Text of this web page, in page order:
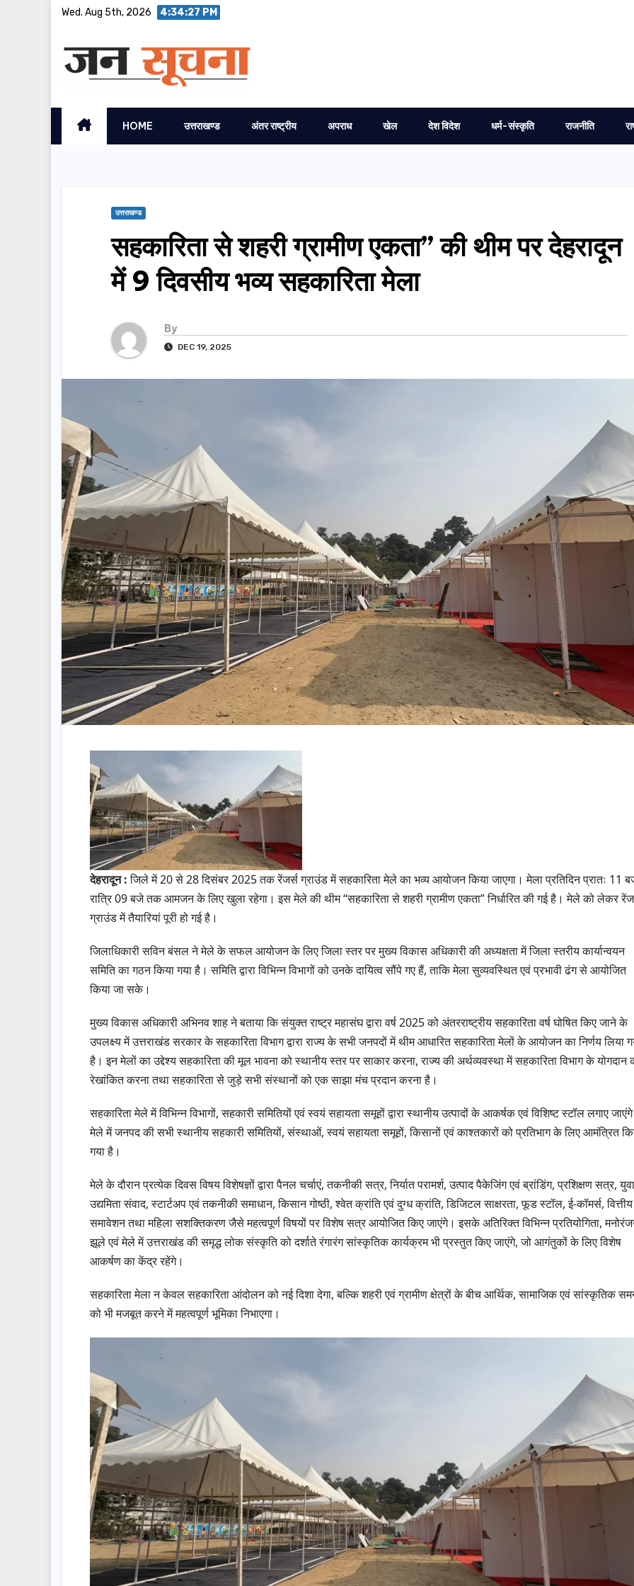
Wed. Aug 5th, 2026 4:34:29 PM
HOME उत्तराखण्ड अंतर राष्ट्रीय अपराध खेल देश विदेश धर्म-संस्कृति राजनीति
उत्तराखण्ड
सहकारिता से शहरी ग्रामीण एकता” की थीम पर देहरादून
में 9 दिवसीय भव्य सहकारिता मेला
By
DEC 19, 2025
देहरादून :जिले में 20 से 28 दिसंबर 2025 तक रेंजर्स ग्राउंड में सहकारिता मेले का भव्य आयोजन किया जाएगा। मेला प्रतिदिन प्रातः 11
रात्रि 09 बजे तक आमजन के लिए खुला रहेगा। इस मेले की थीम “सहकारिता से शहरी ग्रामीण एकता” निर्धारित की गई है। मेले को लेकर
ग्राउंड में तैयारियां पूरी हो गई है।
जिलाधिकारी सविन बंसल ने मेले के सफल आयोजन के लिए जिला स्तर पर मुख्य विकास अधिकारी की अध्यक्षता में जिला स्तरीय कार्यान्वयन
समिति का गठन किया गया है। समिति द्वारा विभिन्न विभागों को उनके दायित्व सौंपे गए हैं, ताकि मेला सुव्यवस्थित एवं प्रभावी ढंग से आयोजित
किया जा सके।
मुख्य विकास अधिकारी अभिनव शाह ने बताया कि संयुक्त राष्ट्र महासंघ द्वारा वर्ष 2025 को अंतरराष्ट्रीय सहकारिता वर्ष घोषित किए जाने के
उपलक्ष्य में उत्तराखंड सरकार के सहकारिता विभाग द्वारा राज्य के सभी जनपदों में थीम आधारित सहकारिता मेलों के आयोजन का निर्णय लिया
है। इन मेलों का उद्देश्य सहकारिता की मूल भावना को स्थानीय स्तर पर साकार करना, राज्य की अर्थव्यवस्था में सहकारिता विभाग के योगदान
रेखांकित करना तथा सहकारिता से जुड़े सभी संस्थानों को एक साझा मंच प्रदान करना है।
सहकारिता मेले में विभिन्न विभागों, सहकारी समितियों एवं स्वयं सहायता समूहों द्वारा स्थानीय उत्पादों के आकर्षक एवं विशिष्ट स्टॉल लगाए
मेले में जनपद की सभी स्थानीय सहकारी समितियों, संस्थाओं, स्वयं सहायता समूहों, किसानों एवं काश्तकारों को प्रतिभाग के लिए आमंत्रित
गया है।
मेले के दौरान प्रत्येक दिवस विषय विशेषज्ञों द्वारा पैनल चर्चाएं, तकनीकी सत्र, निर्यात परामर्श, उत्पाद पैकेजिंग एवं ब्रांडिंग, प्रशिक्षण सत्र, युवा
उद्यमिता संवाद, स्टार्टअप एवं तकनीकी समाधान, किसान गोष्ठी, श्वेत क्रांति एवं दुग्ध क्रांति, डिजिटल साक्षरता, फूड स्टॉल, ई-कॉमर्स, वित्तीय
समावेशन तथा महिला सशक्तिकरण जैसे महत्वपूर्ण विषयों पर विशेष सत्र आयोजित किए जाएंगे। इसके अतिरिक्त विभिन्न प्रतियोगिता,
झूले एवं मेले में उत्तराखंड की समृद्ध लोक संस्कृति को दर्शाते रंगारंग सांस्कृतिक कार्यक्रम भी प्रस्तुत किए जाएंगे, जो आगंतुकों के लिए विशेष
आकर्षण का केंद्र रहेंगे।
सहकारिता मेला न केवल सहकारिता आंदोलन को नई दिशा देगा, बल्कि शहरी एवं ग्रामीण क्षेत्रों के बीच आर्थिक, सामाजिक एवं सांस्कृतिक
को भी मजबूत करने में महत्वपूर्ण भूमिका निभाएगा।
मसूरी विधानसभा को
योजनाओं की सौगात, सीएम
धामी ने किया लोकार्पण-
AUGUST 4, 2026
उत्तराखण्ड
मुख्यमंत्री
चरण
AUGUST